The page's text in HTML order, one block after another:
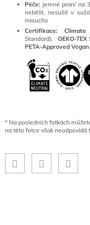
Péče: jemné praní na
nebělit, nesušit v
nasucho
Certifikace: Climate
Standard),
OEKO-
PETA-Approved Vegan
* Na posledních fotkách
na této fotce však neodpovídá